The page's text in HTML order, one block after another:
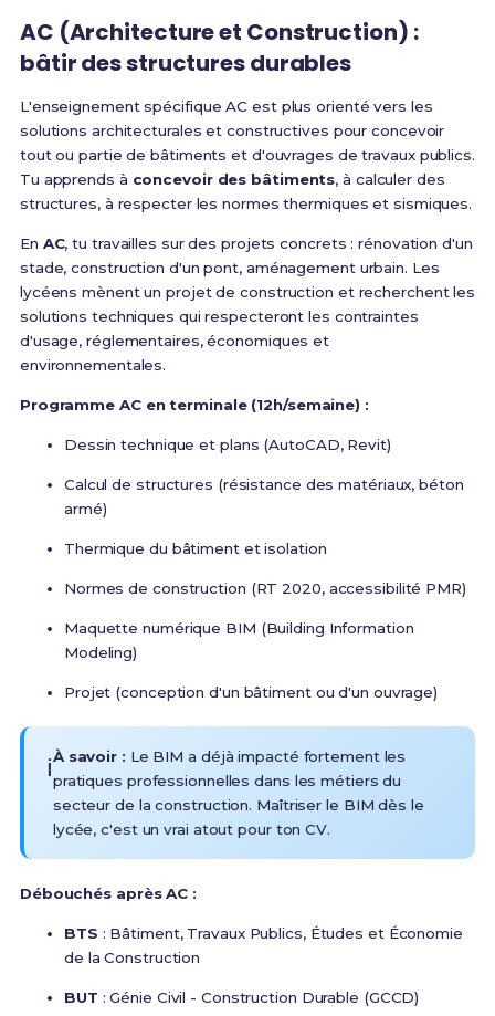
AC (Architecture et Construction) :
bâtir des structures durables
L'enseignement spécifique AC est plus orienté vers les
solutions architecturales et constructives pour concevoir
tout ou partie de bâtiments et d'ouvrages de travaux publics.
Tu apprends à concevoir des bâtiments, à calculer des
structures, à respecter les normes thermiques et sismiques.
En AC, tu travailles sur des projets concrets : rénovation d'un
stade, construction d'un pont, aménagement urbain. Les
lycéens mènent un projet de construction et recherchent les
solutions techniques qui respecteront les contraintes
d'usage, réglementaires, économiques et
environnementales.
Programme AC en terminale (12h/semaine) :
Dessin technique et plans (AutoCAD, Revit)
Calcul de structures (résistance des matériaux, béton
armé)
Thermique du bâtiment et isolation
Normes de construction (RT 2020, accessibilité PMR)
Maquette numérique BIM (Building Information
Modeling)
Projet (conception d'un bâtiment ou d'un ouvrage)
ℹ️À savoir : Le BIM a déjà impacté fortement les
pratiques professionnelles dans les métiers du
secteur de la construction. Maîtriser le BIM dès le
lycée, c'est un vrai atout pour ton CV.
Débouchés après AC :
BTS : Bâtiment, Travaux Publics, Études et Économie
de la Construction
BUT : Génie Civil - Construction Durable (GCCD)